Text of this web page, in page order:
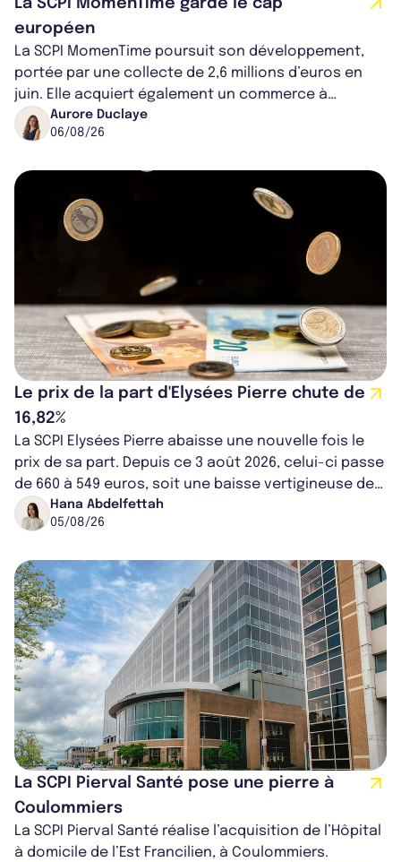
européen
La SCPI MomenTime poursuit son développement,
portée par une collecte de 2,6 millions d’euros en
juin. Elle acquiert également un commerce à
Worcester, place une plateforme logisti...
Aurore Duclaye
06/08/26
Le prix de la part d'Elysées Pierre chute de
16,82%
La SCPI Elysées Pierre abaisse une nouvelle fois le
prix de sa part. Depuis ce 3 août 2026, celui-ci passe
de 660 à 549 euros, soit une baisse vertigineuse de
16,82%. Cette nouvell...
Hana Abdelfettah
05/08/26
La SCPI Pierval Santé pose une pierre à
Coulommiers
La SCPI Pierval Santé réalise l’acquisition de l’Hôpital
à domicile de l’Est Francilien, à Coulommiers.